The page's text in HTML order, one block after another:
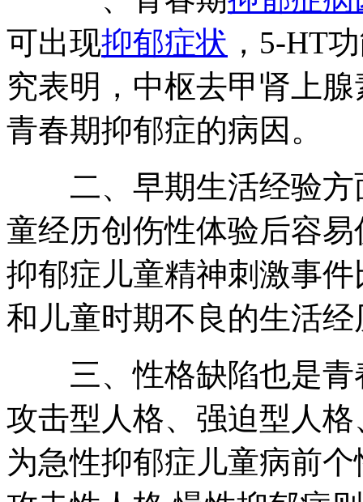
可出现抑郁症状 ，5-HT
究表明，中枢去甲肾上
青春期抑郁症的病因。
二、早期生活经验方
童经历创伤性体验后容
抑郁症儿童精神刺激事
和儿童时期不良的生活
三、性格缺陷也是青
攻击型人格、强迫型人
为急性抑郁症儿童病前